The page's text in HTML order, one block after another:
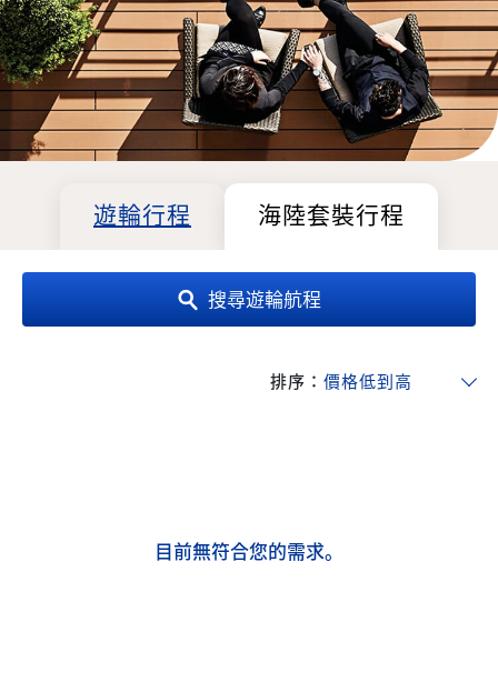
遊輪行程 海陸套裝行程
搜尋遊輪航程
排序：
目前無符合您的需求。